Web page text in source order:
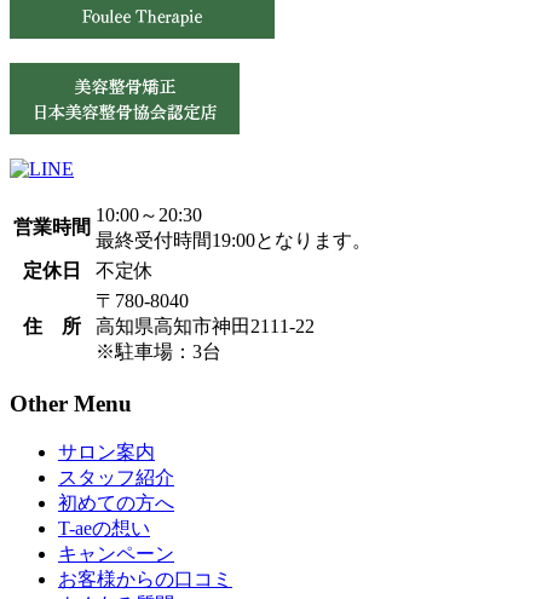
営業時間
10:00～20:30
最終受付時間19:00となります。
定休日
不定休
住 所
〒780-8040
高知県高知市神田2111-22
※駐車場：3台
Other Menu
サロン案内
スタッフ紹介
初めての方へ
T-aeの想い
キャンペーン
お客様からの口コミ